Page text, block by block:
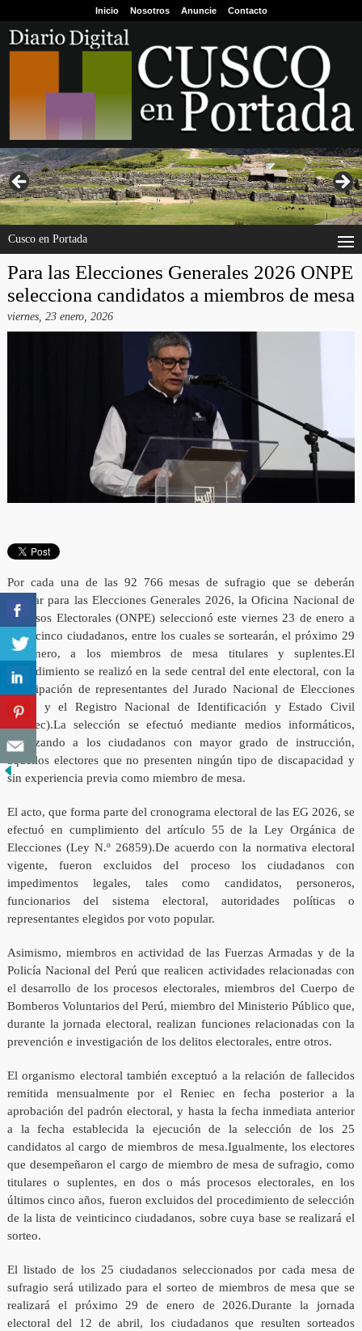
Inicio Nosotros Anuncie Contacto
Cusco en Portada
Para las Elecciones Generales 2026 ONPE
selecciona candidatos a miembros de mesa
viernes, 23 enero, 2026
Por cada una de las 92 766 mesas de sufragio que se deberán
instalar para las Elecciones Generales 2026, la Oficina Nacional de
Procesos Electorales (ONPE) seleccionó este viernes 23 de enero a
veinticinco ciudadanos, entre los cuales se sortearán, el próximo 29
de enero, a los miembros de mesa titulares y suplentes.El
procedimiento se realizó en la sede central del ente electoral, con la
participación de representantes del Jurado Nacional de Elecciones
(JNE) y el Registro Nacional de Identificación y Estado Civil
(Reniec).La selección se efectuó mediante medios informáticos,
priorizando a los ciudadanos con mayor grado de instrucción,
aquellos electores que no presenten ningún tipo de discapacidad y
sin experiencia previa como miembro de mesa.
El acto, que forma parte del cronograma electoral de las EG 2026, se
efectuó en cumplimiento del artículo 55 de la Ley Orgánica de
Elecciones (Ley N.º 26859).De acuerdo con la normativa electoral
vigente, fueron excluidos del proceso los ciudadanos con
impedimentos legales, tales como candidatos, personeros,
funcionarios del sistema electoral, autoridades políticas o
representantes elegidos por voto popular.
Asimismo, miembros en actividad de las Fuerzas Armadas y de la
Policía Nacional del Perú que realicen actividades relacionadas con
el desarrollo de los procesos electorales, miembros del Cuerpo de
Bomberos Voluntarios del Perú, miembro del Ministerio Público que,
durante la jornada electoral, realizan funciones relacionadas con la
prevención e investigación de los delitos electorales, entre otros.
El organismo electoral también exceptuó a la relación de fallecidos
remitida mensualmente por el Reniec en fecha posterior a la
aprobación del padrón electoral, y hasta la fecha inmediata anterior
a la fecha establecida la ejecución de la selección de los 25
candidatos al cargo de miembros de mesa.Igualmente, los electores
que desempeñaron el cargo de miembro de mesa de sufragio, como
titulares o suplentes, en dos o más procesos electorales, en los
últimos cinco años, fueron excluidos del procedimiento de selección
de la lista de veinticinco ciudadanos, sobre cuya base se realizará el
sorteo.
El listado de los 25 ciudadanos seleccionados por cada mesa de
sufragio será utilizado para el sorteo de miembros de mesa que se
realizará el próximo 29 de enero de 2026.Durante la jornada
electoral del 12 de abril, los ciudadanos que resulten sorteados